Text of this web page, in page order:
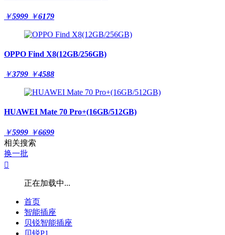
￥5999 ￥6179
OPPO Find X8(12GB/256GB)
￥3799 ￥4588
HUAWEI Mate 70 Pro+(16GB/512GB)
￥5999 ￥6699
相关搜索
换一批

正在加载中...
首页
智能插座
贝锐智能插座
贝锐P1